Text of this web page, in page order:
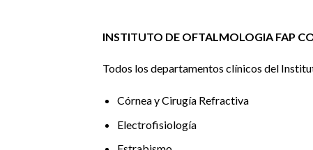
INSTITUTO DE OFTALMOLOGIA FAP
Todos los departamentos clínicos del
Córnea y Cirugía Refractiva
Electrofisiología